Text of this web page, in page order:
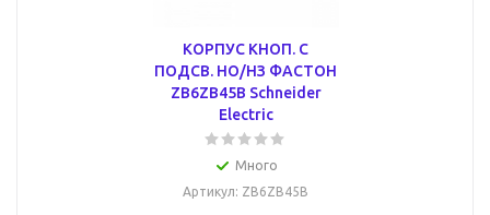
КОРПУС КНОП. С
ПОДСВ. НО/НЗ ФАСТОН
ZB6ZB45B Schneider
Electric
Много
Артикул: ZB6ZB45B